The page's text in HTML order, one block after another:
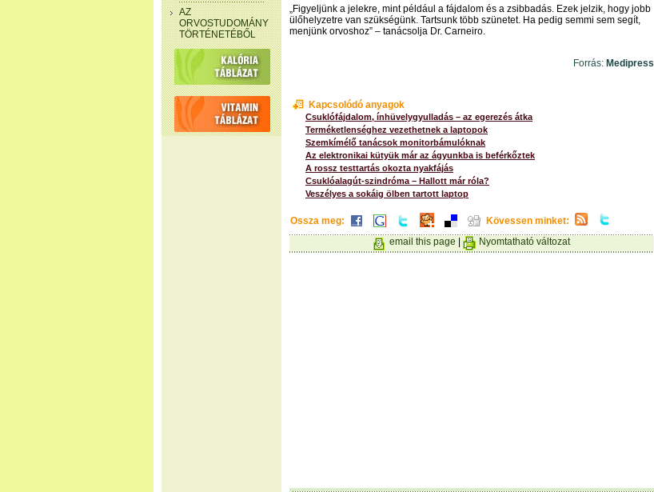
AZ
ORVOSTUDOMÁNY
TÖRTÉNETÉBŐL
„Figyeljünk a jelekre, mint például a fájdalom és a zsibbadás. Ezek jelzik, hogy jobb
ülőhelyzetre van szükségünk. Tartsunk több szünetet. Ha pedig semmi sem segít,
menjünk orvoshoz” – tanácsolja Dr. Carneiro.
Forrás: Medipress
Kapcsolódó anyagok
Csuklófájdalom, ínhüvelygyulladás – az egerezés átka
Terméketlenséghez vezethetnek a laptopok
Szemkímélő tanácsok monitorbámulóknak
Az elektronikai kütyük már az ágyunkba is beférkőztek
A rossz testtartás okozta nyakfájás
Csuklóalagút-szindróma – Hallott már róla?
Veszélyes a sokáig ölben tartott laptop
Ossza meg:
Kövessen minket:
email this page
Nyomtatható változat